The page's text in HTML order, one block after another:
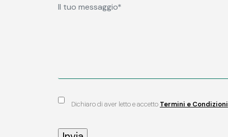
Dichiaro di aver letto e accetto Termini e Condizioni